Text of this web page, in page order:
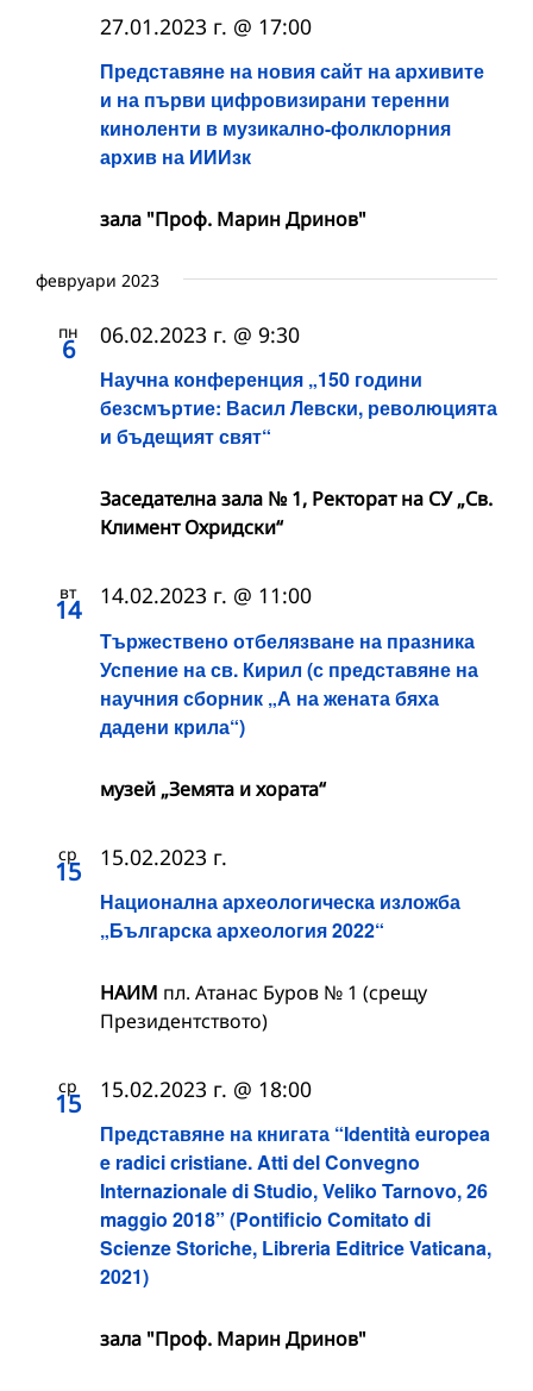
Представяне на новия сайт на архивите
и на първи цифровизирани теренни
киноленти в музикално-фолклорния
архив на ИИИзк
27.01.2023 г. @ 17:00
зала "Проф. Марин Дринов"
февруари 2023
пн
6
Научна конференция „150 години
безсмъртие: Васил Левски, революцията
и бъдещият свят“
06.02.2023 г. @ 9:30
Заседателна зала № 1, Ректорат на СУ „Св.
Климент Охридски“
вт
14
Тържествено отбелязване на празника
Успение на св. Кирил (с представяне на
научния сборник „А на жената бяха
дадени крила“)
14.02.2023 г. @ 11:00
музей „Земята и хората“
ср
15
Национална археологическа изложба
„Българска археология 2022“
15.02.2023 г.
НАИМ пл. Атанас Буров № 1 (срещу
Президентството)
ср
15
Представяне на книгата “Identità europea
e radici cristiane. Atti del Convegno
Internazionale di Studio, Veliko Tarnovo, 26
maggio 2018” (Pontificio Comitato di
Scienze Storiche, Libreria Editrice Vaticana,
2021)
15.02.2023 г. @ 18:00
зала "Проф. Марин Дринов"